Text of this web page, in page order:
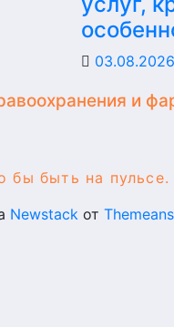
03.08.2026
и
бы быть на пульсе.
Newstack от